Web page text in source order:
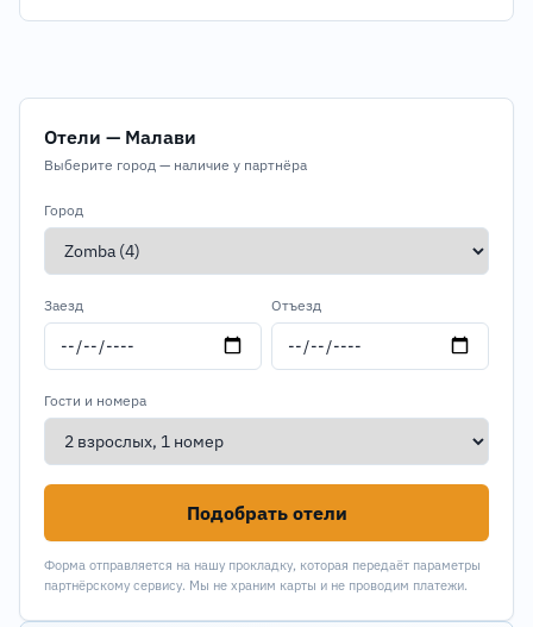
Отели — Малави
Выберите город — наличие у партнёра
Город
Заезд Отъезд
Гости и номера
Подобрать отели
Форма отправляется на нашу прокладку, которая передаёт параметры
партнёрскому сервису. Мы не храним карты и не проводим платежи.